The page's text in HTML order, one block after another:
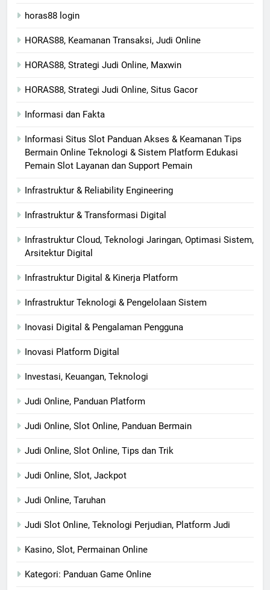
horas88 login
HORAS88, Keamanan Transaksi, Judi Online
HORAS88, Strategi Judi Online, Maxwin
HORAS88, Strategi Judi Online, Situs Gacor
Informasi dan Fakta
Informasi Situs Slot Panduan Akses & Keamanan Tips
Bermain Online Teknologi & Sistem Platform Edukasi
Pemain Slot Layanan dan Support Pemain
Infrastruktur & Reliability Engineering
Infrastruktur & Transformasi Digital
Infrastruktur Cloud, Teknologi Jaringan, Optimasi Sistem,
Arsitektur Digital
Infrastruktur Digital & Kinerja Platform
Infrastruktur Teknologi & Pengelolaan Sistem
Inovasi Digital & Pengalaman Pengguna
Inovasi Platform Digital
Investasi, Keuangan, Teknologi
Judi Online, Panduan Platform
Judi Online, Slot Online, Panduan Bermain
Judi Online, Slot Online, Tips dan Trik
Judi Online, Slot, Jackpot
Judi Online, Taruhan
Judi Slot Online, Teknologi Perjudian, Platform Judi
Kasino, Slot, Permainan Online
Kategori: Panduan Game Online